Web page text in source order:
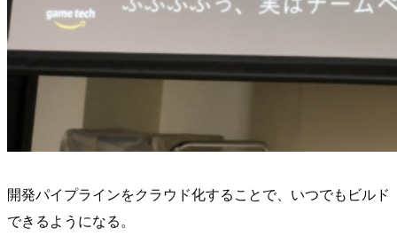
開発パイプラインをクラウド化することで、いつでもビルド
できるようになる。